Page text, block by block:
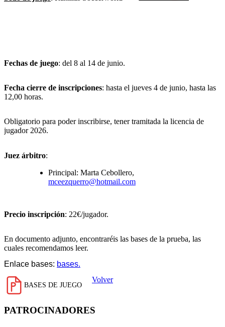
Fechas de juego: del 8 al 14 de junio.
Fecha cierre de inscripciones: hasta el jueves 4 de junio, hasta las
12,00 horas.
Obligatorio para poder inscribirse, tener tramitada la licencia de
jugador 2026.
Juez árbitro:
Principal: Marta Cebollero,
mceezquerro@hotmail.com
Precio inscripción: 22€/jugador.
En documento adjunto, encontraréis las bases de la prueba, las
cuales recomendamos leer.
Enlace bases: bases.
BASES DE JUEGO
Volver
PATROCINADORES